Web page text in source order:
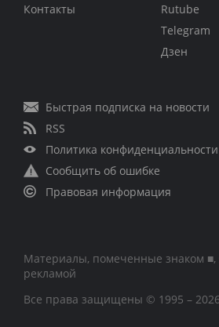
Контакты
Rutube
Telegram
Дзен
Быстрая подписка на новости
RSS
Политика конфиденциальности
Сообщить об ошибке
Правовая информация
Материалы, помеченные знаком ■,
рекламой
Все права защищены © 1995 – 2026